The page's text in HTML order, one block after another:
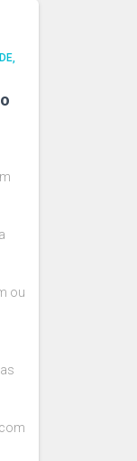
ou